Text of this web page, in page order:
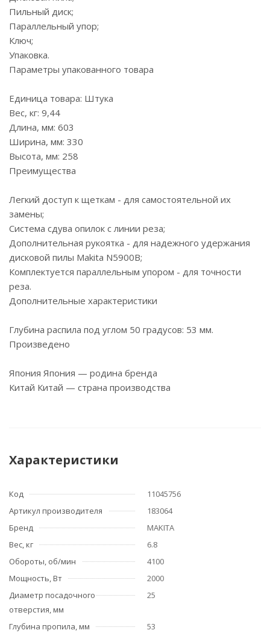
Пильный диск;
Параллельный упор;
Ключ;
Упаковка.
Параметры упакованного товара
Единица товара: Штука
Вес, кг: 9,44
Длина, мм: 603
Ширина, мм: 330
Высота, мм: 258
Преимущества
Легкий доступ к щеткам - для самостоятельной их
замены;
Система сдува опилок с линии реза;
Дополнительная рукоятка - для надежного удержания
дисковой пилы Makita N5900B;
Комплектуется параллельным упором - для точности
реза.
Дополнительные характеристики
Глубина распила под углом 50 градусов: 53 мм.
Произведено
Япония Япония — родина бренда
Китай Китай — страна производства
Характеристики
Код
11045756
Артикул производителя
183064
Бренд
MAKITA
Вес, кг
6.8
Обороты, об/мин
4100
Мощность, Вт
2000
Диаметр посадочного
отверстия, мм
25
Глубина пропила, мм
53